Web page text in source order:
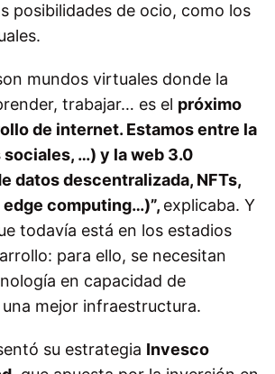
posibilidades de ocio, como los
mundos virtuales donde la
trabajar… es el próximo
de internet. Estamos entre la
…) y la web 3.0
datos descentralizada, NFTs,
computing…)”, explicaba. Y
todavía está en los estadios
para ello, se necesitan
en capacidad de
mejor infraestructura.
su estrategia Invesco